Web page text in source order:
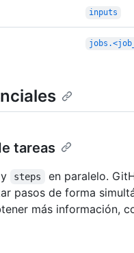
inputs
tareas
y steps
en paralelo.
pasos de forma
más información,